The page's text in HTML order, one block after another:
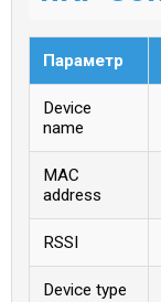
Параметр
Device
name
MAC
address
RSSI
Device type